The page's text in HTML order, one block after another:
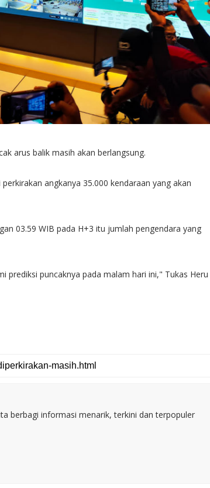
arus balik masih akan berlangsung.
angkanya 35.000 kendaraan yang akan
03.59 WIB pada H+3 itu jumlah pengendara yang
prediksi puncaknya pada malam hari ini," Tukas Heru
berbagi informasi menarik, terkini dan terpopuler